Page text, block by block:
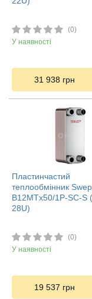
(0)
У наявності
31 938 грн
Пластинчастий
теплообмінник Swep
B12MTx50/1P-SC-S
28U)
(0)
У наявності
19 537 грн